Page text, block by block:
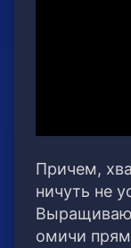
Причем,
ничуть не
омичи